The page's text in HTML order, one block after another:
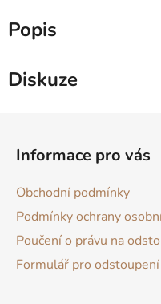
Popis
Diskuze
Informace pro vás
Obchodní podmínky
Podmínky ochrany
Poučení o právu na
Formulář pro